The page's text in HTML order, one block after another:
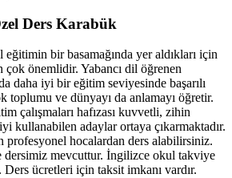
Ders Karabük
bir basamağında yer aldıkları için
önemlidir. Yabancı dil öğrenen
daha iyi bir eğitim seviyesinde başarılı
ve dünyayı da anlamayı öğretir.
çalışmaları hafızası kuvvetli, zihin
kullanabilen adaylar ortaya çıkarmaktadır.
hocalardan ders alabilirsiniz.
dersimiz mevcuttur. İngilizce okul takviye
ücretleri için taksit imkanı vardır.